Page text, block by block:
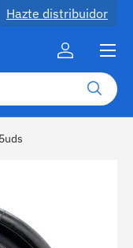
Hazte distribuidor
Buscar
Cuenta
Menú